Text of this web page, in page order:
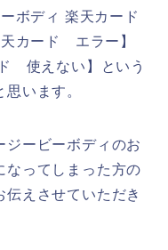
ボディ 楽天カード
カード エラー】
使えない】という
います。
ジービーボディのお
なってしまった方の
えさせていただき